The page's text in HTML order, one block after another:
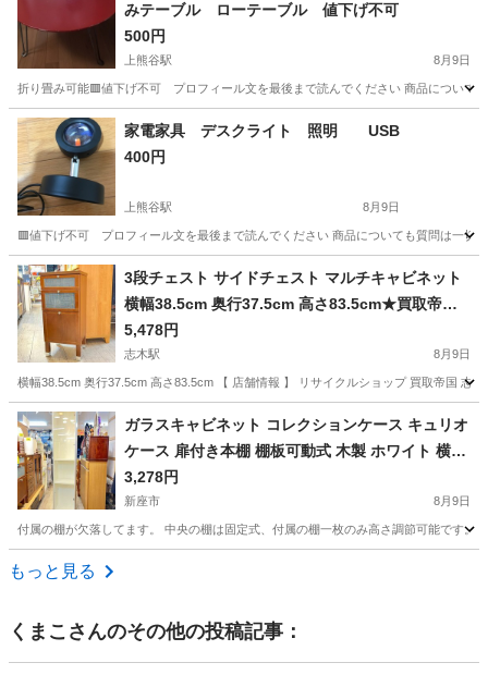
みテーブル ローテーブル 値下げ不可
500円
上熊谷駅 8月9日
折り畳み可能🟥値下げ不可 プロフィール文を最後まで読んでください 商品について
埼玉 熊谷市 上熊谷駅 テーブル ロー
家電家具 デスクライト 照明 USB
400円
上熊谷駅 8月9日
🟥値下げ不可 プロフィール文を最後まで読んでください 商品についても質問は一切
埼玉 熊谷市 上熊谷駅 照明器具 デスク
3段チェスト サイドチェスト マルチキャビネット
横幅38.5cm 奥行37.5cm 高さ83.5cm★買取帝国
志木店
5,478円
志木駅 8月9日
横幅38.5cm 奥行37.5cm 高さ83.5cm 【 店舗情報 】 リサイクルショップ 買取帝国
埼玉 新座市 志木駅 収納家具 サイドチェスト
ガラスキャビネット コレクションケース キュリオ
ケース 扉付き本棚 棚板可動式 木製 ホワイト 横幅
40cm奥行30cm高さ202cm BILLY OXBERG 定価
11499円 ★買取帝国 志木店
3,278円
新座市 8月9日
付属の棚が欠落してます。 中央の棚は固定式、付属の棚一枚のみ高さ調節可能です
埼玉 新座市
もっと見る
くまこ さんのその他の投稿記事：